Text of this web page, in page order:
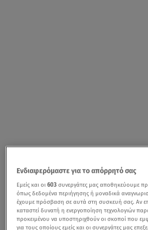
Ενδιαφερόμαστε για το απόρρητό σας
Εμείς και οι603 συνεργάτες μας αποθηκεύουμε
όπως δεδομένα περιήγησης ή μοναδικά
έχουμε πρόσβαση σε αυτά στη συσκευή σας. Αν
καταστεί δυνατή η ενεργοποίηση τεχνολογιών
προκειμένου να υποστηριχθούν οι σκοποί που
για τους οποίους εμείς και οι συνεργάτες μας